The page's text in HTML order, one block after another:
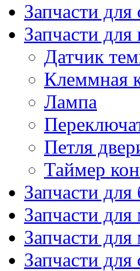
Запчасти для
Запчасти
Датчик
Клеммная
Лампа
Петля
Таймер
Запчасти для
Запчасти для
Запчасти
Запчасти